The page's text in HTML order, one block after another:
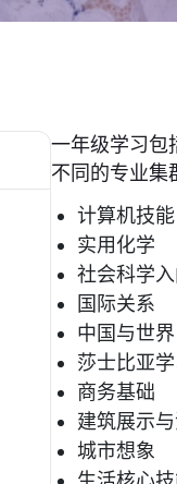
一年级学习包
不同的专业集
计算机技能
实用化学
社会科学入
国际关系
中国与世界
莎士比亚
商务基础
建筑展示
城市想象